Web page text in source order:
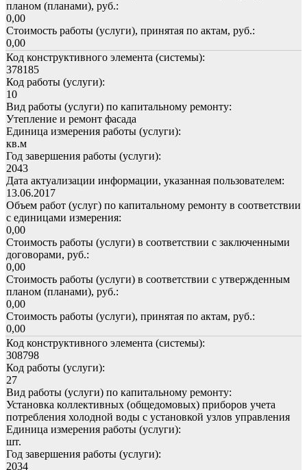
планом (планами), руб.:
0,00
Стоимость работы (услуги), принятая по актам, руб.:
0,00
Код конструктивного элемента (системы):
378185
Код работы (услуги):
10
Вид работы (услуги) по капитальному ремонту:
Утепление и ремонт фасада
Единица измерения работы (услуги):
кв.м
Год завершения работы (услуги):
2043
Дата актуализации информации, указанная пользователем:
13.06.2017
Объем работ (услуг) по капитальному ремонту в соответствии
с единицами измерения:
0,00
Стоимость работы (услуги) в соответствии с заключенными
договорами, руб.:
0,00
Стоимость работы (услуги) в соответствии с утвержденным
планом (планами), руб.:
0,00
Стоимость работы (услуги), принятая по актам, руб.:
0,00
Код конструктивного элемента (системы):
308798
Код работы (услуги):
27
Вид работы (услуги) по капитальному ремонту:
Установка коллективных (общедомовых) приборов учета
потребления холодной воды с установкой узлов управления
Единица измерения работы (услуги):
шт.
Год завершения работы (услуги):
2034